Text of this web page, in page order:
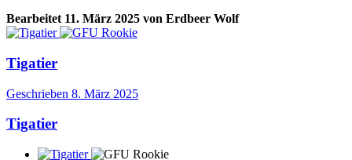
Bearbeitet 11. März 2025 von Erdbeer Wolf
Tigatier
Geschrieben 8. März 2025
Tigatier